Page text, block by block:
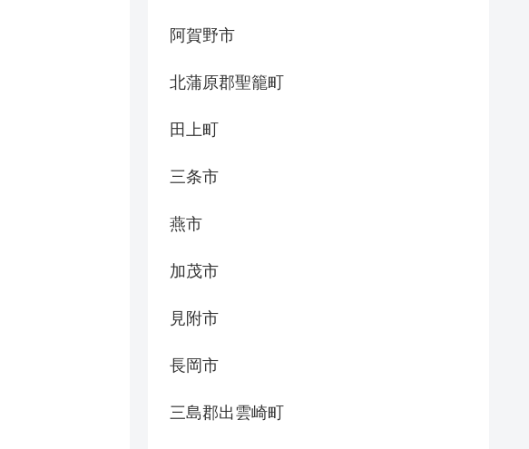
阿賀野市
北蒲原郡聖籠町
田上町
三条市
燕市
加茂市
見附市
長岡市
三島郡出雲崎町